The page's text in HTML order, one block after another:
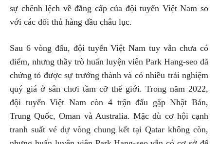
sự chênh lệch về đẳng cấp của đội tuyển Việt Nam so
với các đối thủ hàng đầu châu lục.
Sau 6 vòng đấu, đội tuyển Việt Nam tuy vẫn chưa có
điểm, nhưng thầy trò huấn luyện viên Park Hang-seo đã
chứng tỏ được sự trưởng thành và có nhiều trải nghiệm
quý giá ở sân chơi tầm cỡ thế giới. Trong năm 2022,
đội tuyển Việt Nam còn 4 trận đấu gặp Nhật Bản,
Trung Quốc, Oman và Australia. Mặc dù cơ hội cạnh
tranh suất vé dự vòng chung kết tại Qatar không còn,